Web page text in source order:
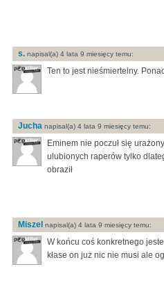
s. napisal(a) 4 lata 9 miesięcy temu:
Ten to jest nieśmiertelny.
Jucha napisal(a) 4 lata 9 miesięcy temu:
Eminem nie poczuł się
ulubionych raperów tylko
obraził
Miszel napisal(a) 4 lata 9 miesięcy temu:
W końcu coś konkretnego
kłase on już nic nie musi ale